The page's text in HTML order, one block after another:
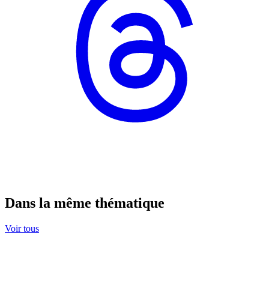
Dans la même thématique
Voir tous